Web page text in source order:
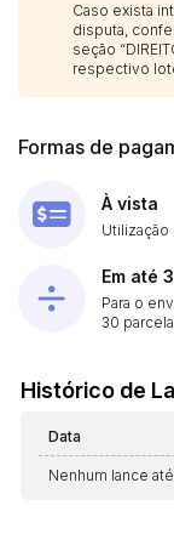
Caso exista
disputa,
seção
respectivo
Formas de
À vista
Em até
Para o
30
Histórico de
Data
Nenhum lance